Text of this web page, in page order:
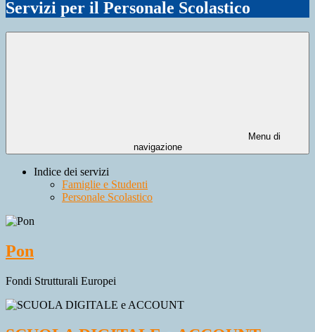
Servizi per il Personale Scolastico
Menu di
navigazione
Indice dei servizi
Famiglie e Studenti
Personale Scolastico
Pon
Fondi Strutturali Europei